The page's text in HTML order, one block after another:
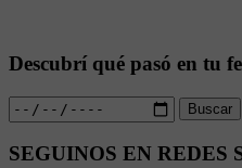
Descubrí qué pasó en tu
Buscar
SEGUINOS EN REDES